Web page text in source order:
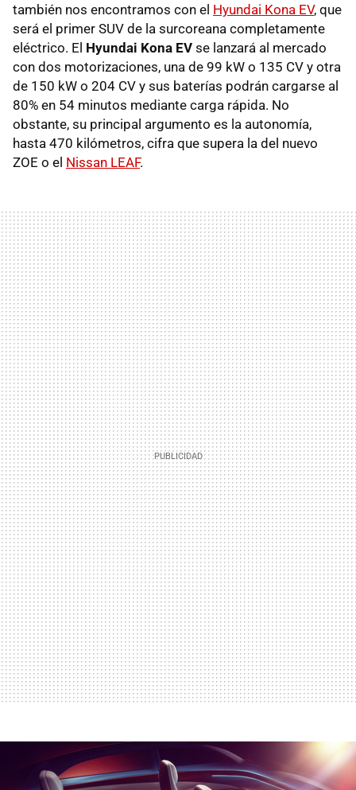
también nos encontramos con el Hyundai Kona EV, que
será el primer SUV de la surcoreana completamente
eléctrico. El Hyundai Kona EV se lanzará al mercado
con dos motorizaciones, una de 99 kW o 135 CV y otra
de 150 kW o 204 CV y sus baterías podrán cargarse al
80% en 54 minutos mediante carga rápida. No
obstante, su principal argumento es la autonomía,
hasta 470 kilómetros, cifra que supera la del nuevo
ZOE o el Nissan LEAF.